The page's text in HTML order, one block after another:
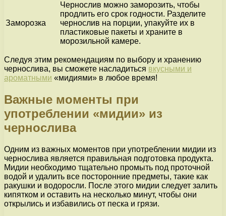
Заморозка
Чернослив можно заморозить, чтобы
продлить его срок годности. Разделите
чернослив на порции, упакуйте их в
пластиковые пакеты и храните в
морозильной камере.
Следуя этим рекомендациям по выбору и хранению
чернослива, вы сможете насладиться вкусными и
ароматными «мидиями» в любое время!
Важные моменты при
употреблении «мидии» из
чернослива
Одним из важных моментов при употреблении мидии из
чернослива является правильная подготовка продукта.
Мидии необходимо тщательно промыть под проточной
водой и удалить все посторонние предметы, такие как
ракушки и водоросли. После этого мидии следует залить
кипятком и оставить на несколько минут, чтобы они
открылись и избавились от песка и грязи.